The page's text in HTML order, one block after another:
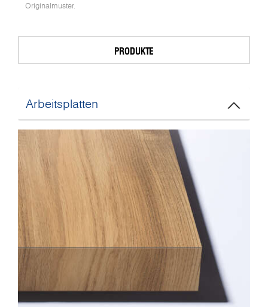
Originalmuster.
PRODUKTE
Arbeitsplatten